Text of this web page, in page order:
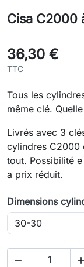
Cisa C2000
36,30 €
TTC
Tous les
même clé.
Livrés avec 3
cylindres C2000
tout. Possibilité
a prix réduit.
Dimensions
 